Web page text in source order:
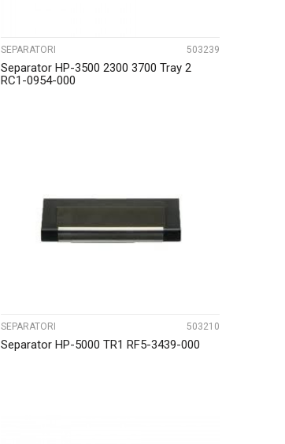
SEPARATORI 503239
Separator HP-3500 2300 3700 Tray 2
RC1-0954-000
UPOREDI
SEPARATORI 503210
Separator HP-5000 TR1 RF5-3439-000